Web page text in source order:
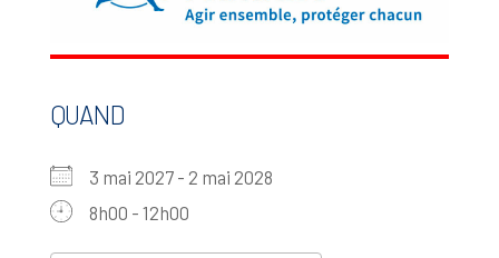
QUAND
3 mai 2027 - 2 mai 2028
8h00 - 12h00